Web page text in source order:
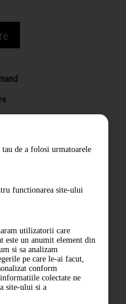
de a folosi urmatoarele
functionarea site-ului
utilizatorii care
este un anumit element din
si sa analizam
pe care le-ai facut,
conform
colectate ne
site-ului si a